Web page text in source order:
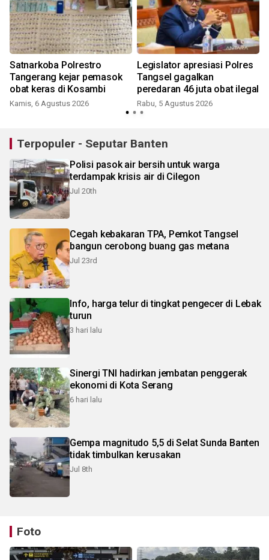
Satnarkoba Polrestro
Tangerang kejar pemasok
obat keras di Kosambi
Kamis, 6 Agustus 2026
Legislator apresiasi Polres
Tangsel gagalkan
peredaran 46 juta obat ilegal
Rabu, 5 Agustus 2026
Terpopuler - Seputar Banten
Polisi pasok air bersih untuk warga
terdampak krisis air di Cilegon
Jul 20th
Cegah kebakaran TPA, Pemkot Tangsel
bangun cerobong buang gas metana
Jul 23rd
Info, harga telur di tingkat pengecer di Lebak
turun
3 hari lalu
Sinergi TNI hadirkan jembatan penggerak
ekonomi di Kota Serang
6 hari lalu
Gempa magnitudo 5,5 di Selat Sunda Banten
tidak timbulkan kerusakan
Jul 8th
Foto